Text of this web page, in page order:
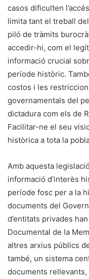
casos dificulten
limita tant el treball
piló de tràmits
accedir-hi, com el
informació crucial
període històric.
costos i les
governamentals del
dictadura com els de
Facilitar-ne el seu
històrica a tota la
Amb aquesta
informació d’interès
període fosc per a la
documents del
d’entitats privades
Documental de la
altres arxius públics
també, un sistema
documents rellevants,